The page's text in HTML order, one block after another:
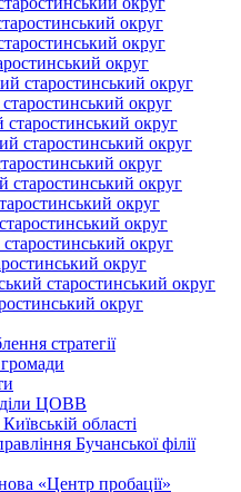
округ
округ
округ
старостинський округ
округ
округ
старостинський округ
округ
старостинський округ
округ
округ
округ
округ
старостинський округ
округ
стратегії
ЦОВВ
області
Бучанської філії
«Центр пробації»